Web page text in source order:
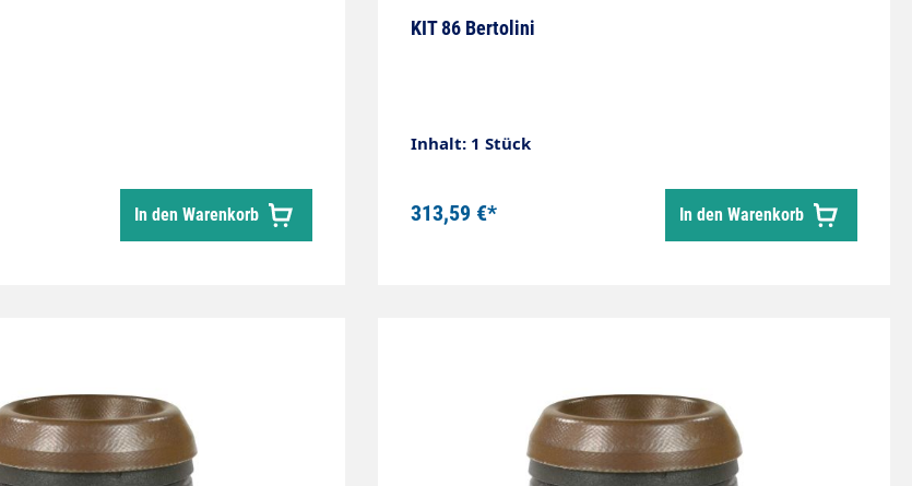
In den Warenkorb
KIT 86 Bertolini
Inhalt: 1 Stück
313,59 €* In den Warenkorb